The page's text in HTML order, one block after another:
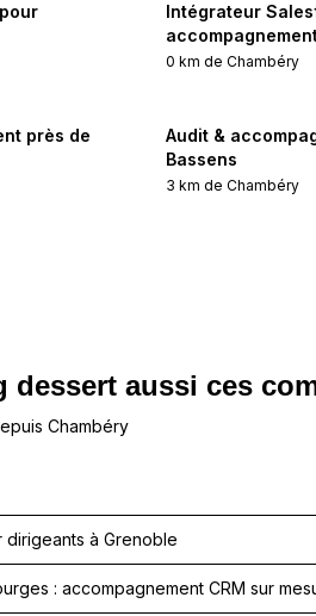
Intégrateur
0 km de Chambéry
près de
Audit &
Bassens
3 km de Chambéry
dessert aussi ces
Chambéry
dirigeants à Grenoble
: accompagnement CRM sur